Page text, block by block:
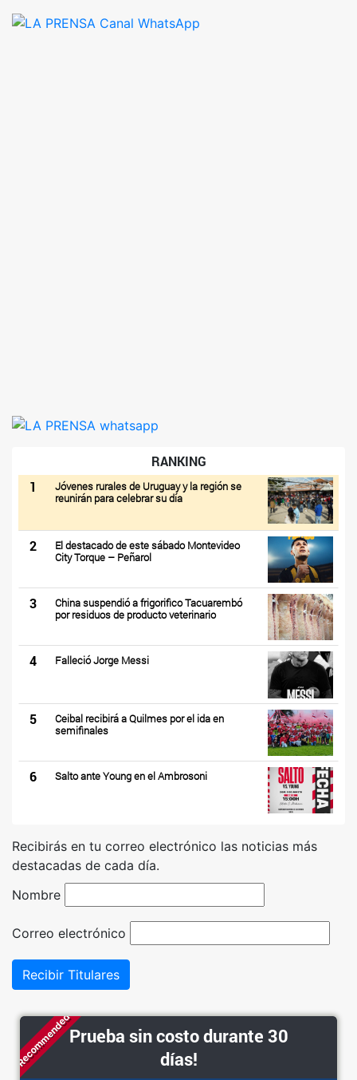
RANKING
1
Jóvenes rurales de Uruguay y la región se
reunirán para celebrar su día
2
El destacado de este sábado Montevideo
City Torque – Peñarol
3
China suspendió a frigorifico Tacuarembó
por residuos de producto veterinario
4 Falleció Jorge Messi
5
Ceibal recibirá a Quilmes por el ida en
semifinales
6 Salto ante Young en el Ambrosoni
Recibirás en tu correo electrónico las noticias más
destacadas de cada día.
Nombre
Correo electrónico
Recibir Titulares
RecommendedPrueba sin costo durante 30
días!